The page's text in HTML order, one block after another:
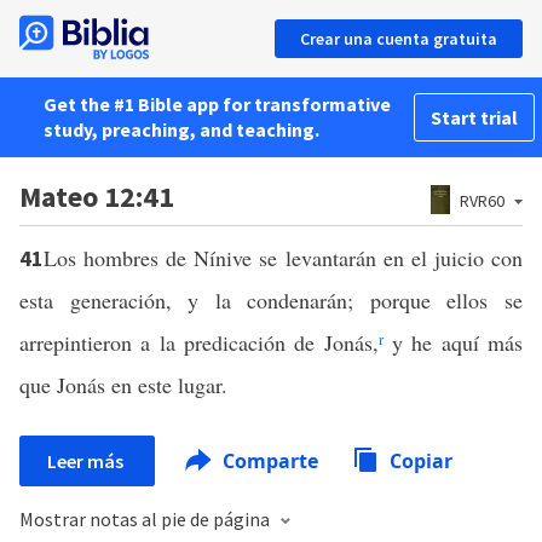
Crear una cuenta gratuita
Get the #1 Bible app for transformative
study, preaching, and teaching.
Start trial
Mateo 12:41 RVR60
41Los hombres de Nínive se levantarán en el juicio con
esta generación, y la condenarán; porque ellos se
arrepintieron a la predicación de Jonás,ry he aquí más
que Jonás en este lugar.
Leer más Comparte Copiar
Mostrar notas al pie de página